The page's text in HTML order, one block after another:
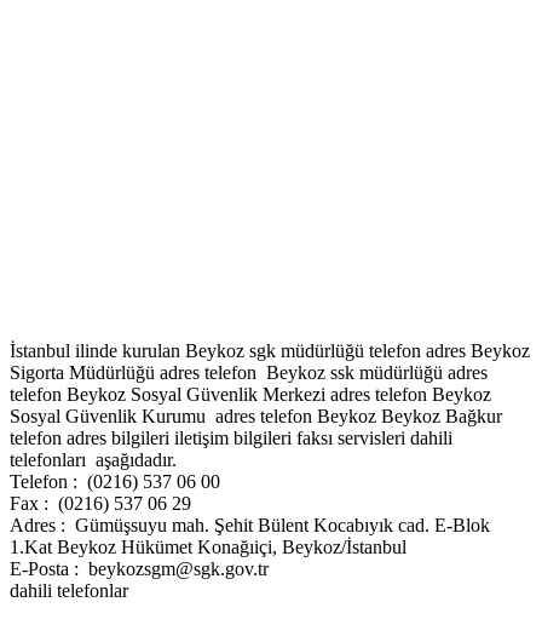
İstanbul ilinde kurulan Beykoz sgk müdürlüğü telefon adres Beykoz
Sigorta Müdürlüğü adres telefon Beykoz ssk müdürlüğü adres
telefon Beykoz Sosyal Güvenlik Merkezi adres telefon Beykoz
Sosyal Güvenlik Kurumu adres telefon Beykoz Beykoz Bağkur
telefon adres bilgileri iletişim bilgileri faksı servisleri dahili
telefonları aşağıdadır.
Telefon : (0216) 537 06 00
Fax : (0216) 537 06 29
Adres : Gümüşsuyu mah. Şehit Bülent Kocabıyık cad. E-Blok
1.Kat Beykoz Hükümet Konağıiçi, Beykoz/İstanbul
E-Posta : beykozsgm@sgk.gov.tr
dahili telefonlar